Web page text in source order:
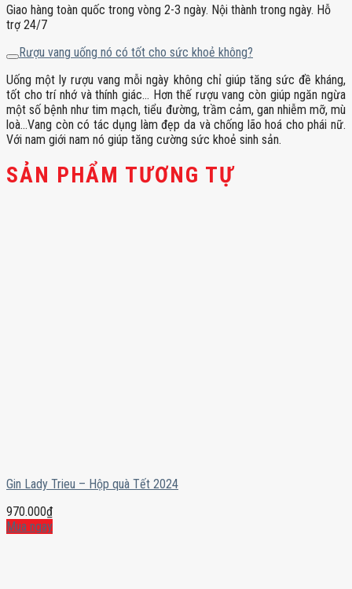
Giao hàng toàn quốc trong vòng 2-3 ngày. Nội thành trong ngày. Hỗ
trợ 24/7
Rượu vang uống nó có tốt cho sức khoẻ không?
Uống một ly rượu vang mỗi ngày không chỉ giúp tăng sức đề kháng,
tốt cho trí nhớ và thính giác… Hơn thế rượu vang còn giúp ngăn ngừa
một số bệnh như tim mạch, tiểu đường, trầm cảm, gan nhiễm mỡ, mù
loà…Vang còn có tác dụng làm đẹp da và chống lão hoá cho phái nữ.
Với nam giới nam nó giúp tăng cường sức khoẻ sinh sản.
SẢN PHẨM TƯƠNG TỰ
Gin Lady Trieu – Hộp quà Tết 2024
970.000₫
Mua ngay